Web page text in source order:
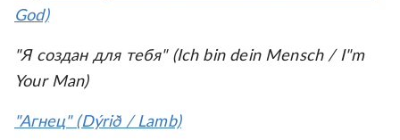
God)
"Я создан для тебя" (Ich bin dein Mensch / I"m
Your Man)
"Агнец" (Dýrið / Lamb)